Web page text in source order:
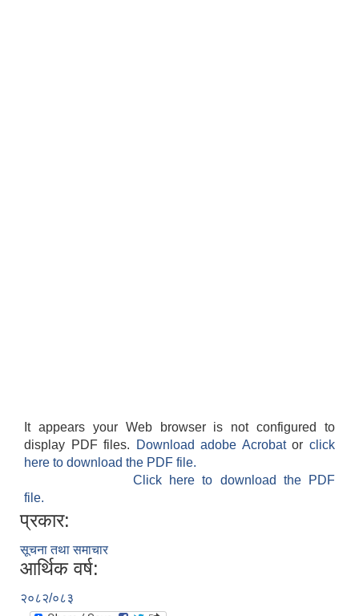
It appears your Web browser is not configured to
display PDF files.
Download adobe Acrobatorclick
here to download the PDF file.
Click here to download the PDF
file.
प्रकार:
सूचना तथा समाचार
आर्थिक वर्ष:
२०८२/०८३